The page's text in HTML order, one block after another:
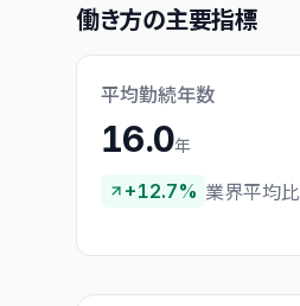
働き方の主要指標
平均勤続年数
16.0年
+12.7% 業界平均比